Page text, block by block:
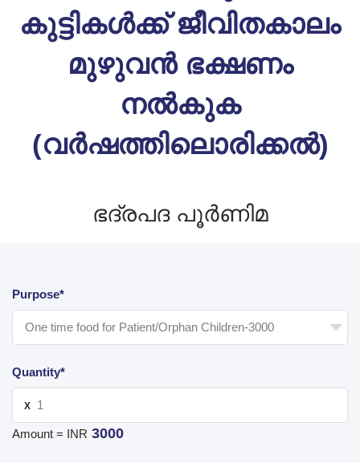
കുട്ടികൾക്ക് ജീവിതകാലം
മുഴുവൻ ഭക്ഷണം
നൽകുക
(വർഷത്തിലൊരിക്കൽ)
ഭദ്രപദ പൂർണിമ
Purpose*
Quantity*
X
Amount = INR 3000